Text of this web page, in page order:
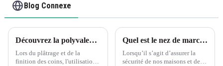
Blog Connexe
Découvrez la polyvalence des cornières de plâtrage en PVC flexible Leguwe
Lors du plâtrage et de la
finition des coins, l'utilisation
Quel est le nez de marche le plus sûr ?:Boucle d'escalier en plastique PVC flexible et écologique Leguwe
Lorsqu’il s’agit d’assurer la
sécurité de nos maisons et de